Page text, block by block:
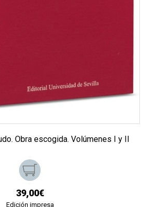
Obra escogida. Volúmenes I y II
39,00€
Edición impresa